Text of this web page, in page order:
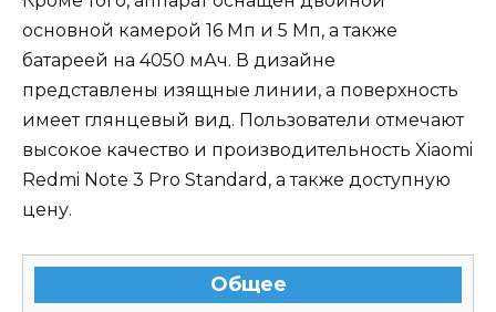
основной камерой 16 Мп и 5 Мп, а также
батареей на 4050 мАч. В дизайне
представлены изящные линии, а поверхность
имеет глянцевый вид. Пользователи отмечают
высокое качество и производительность Xiaomi
Redmi Note 3 Pro Standard, а также доступную
цену.
Общее